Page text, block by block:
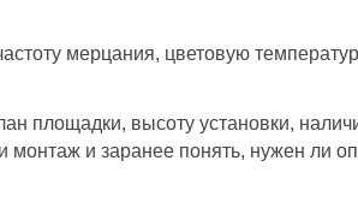
мерцания, цветовую
площадки, высоту установки,
монтаж и заранее понять, нужен ли